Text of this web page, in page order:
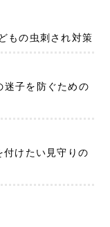
もの虫刺され対策
迷子を防ぐための
けたい見守りの